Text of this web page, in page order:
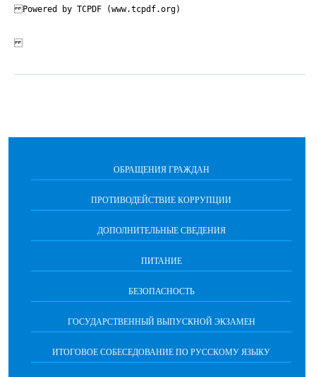
Powered by TCPDF (www.tcpdf.org)
ОБРАЩЕНИЯ ГРАЖДАН
ПРОТИВОДЕЙСТВИЕ КОРРУПЦИИ
ДОПОЛНИТЕЛЬНЫЕ СВЕДЕНИЯ
ПИТАНИЕ
БЕЗОПАСНОСТЬ
ГОСУДАРСТВЕННЫЙ ВЫПУСКНОЙ ЭКЗАМЕН
ИТОГОВОЕ СОБЕСЕДОВАНИЕ ПО РУССКОМУ ЯЗЫКУ